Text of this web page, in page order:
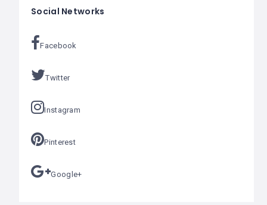
Social Networks
Facebook
Twitter
Instagram
Pinterest
Google+